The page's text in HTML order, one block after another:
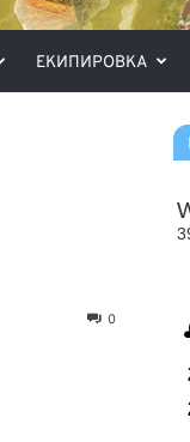
ЕКИПИРОВКА
0